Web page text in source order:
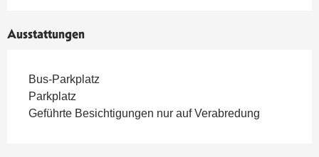
Ausstattungen
Bus-Parkplatz
Parkplatz
Geführte Besichtigungen nur auf Verabredung